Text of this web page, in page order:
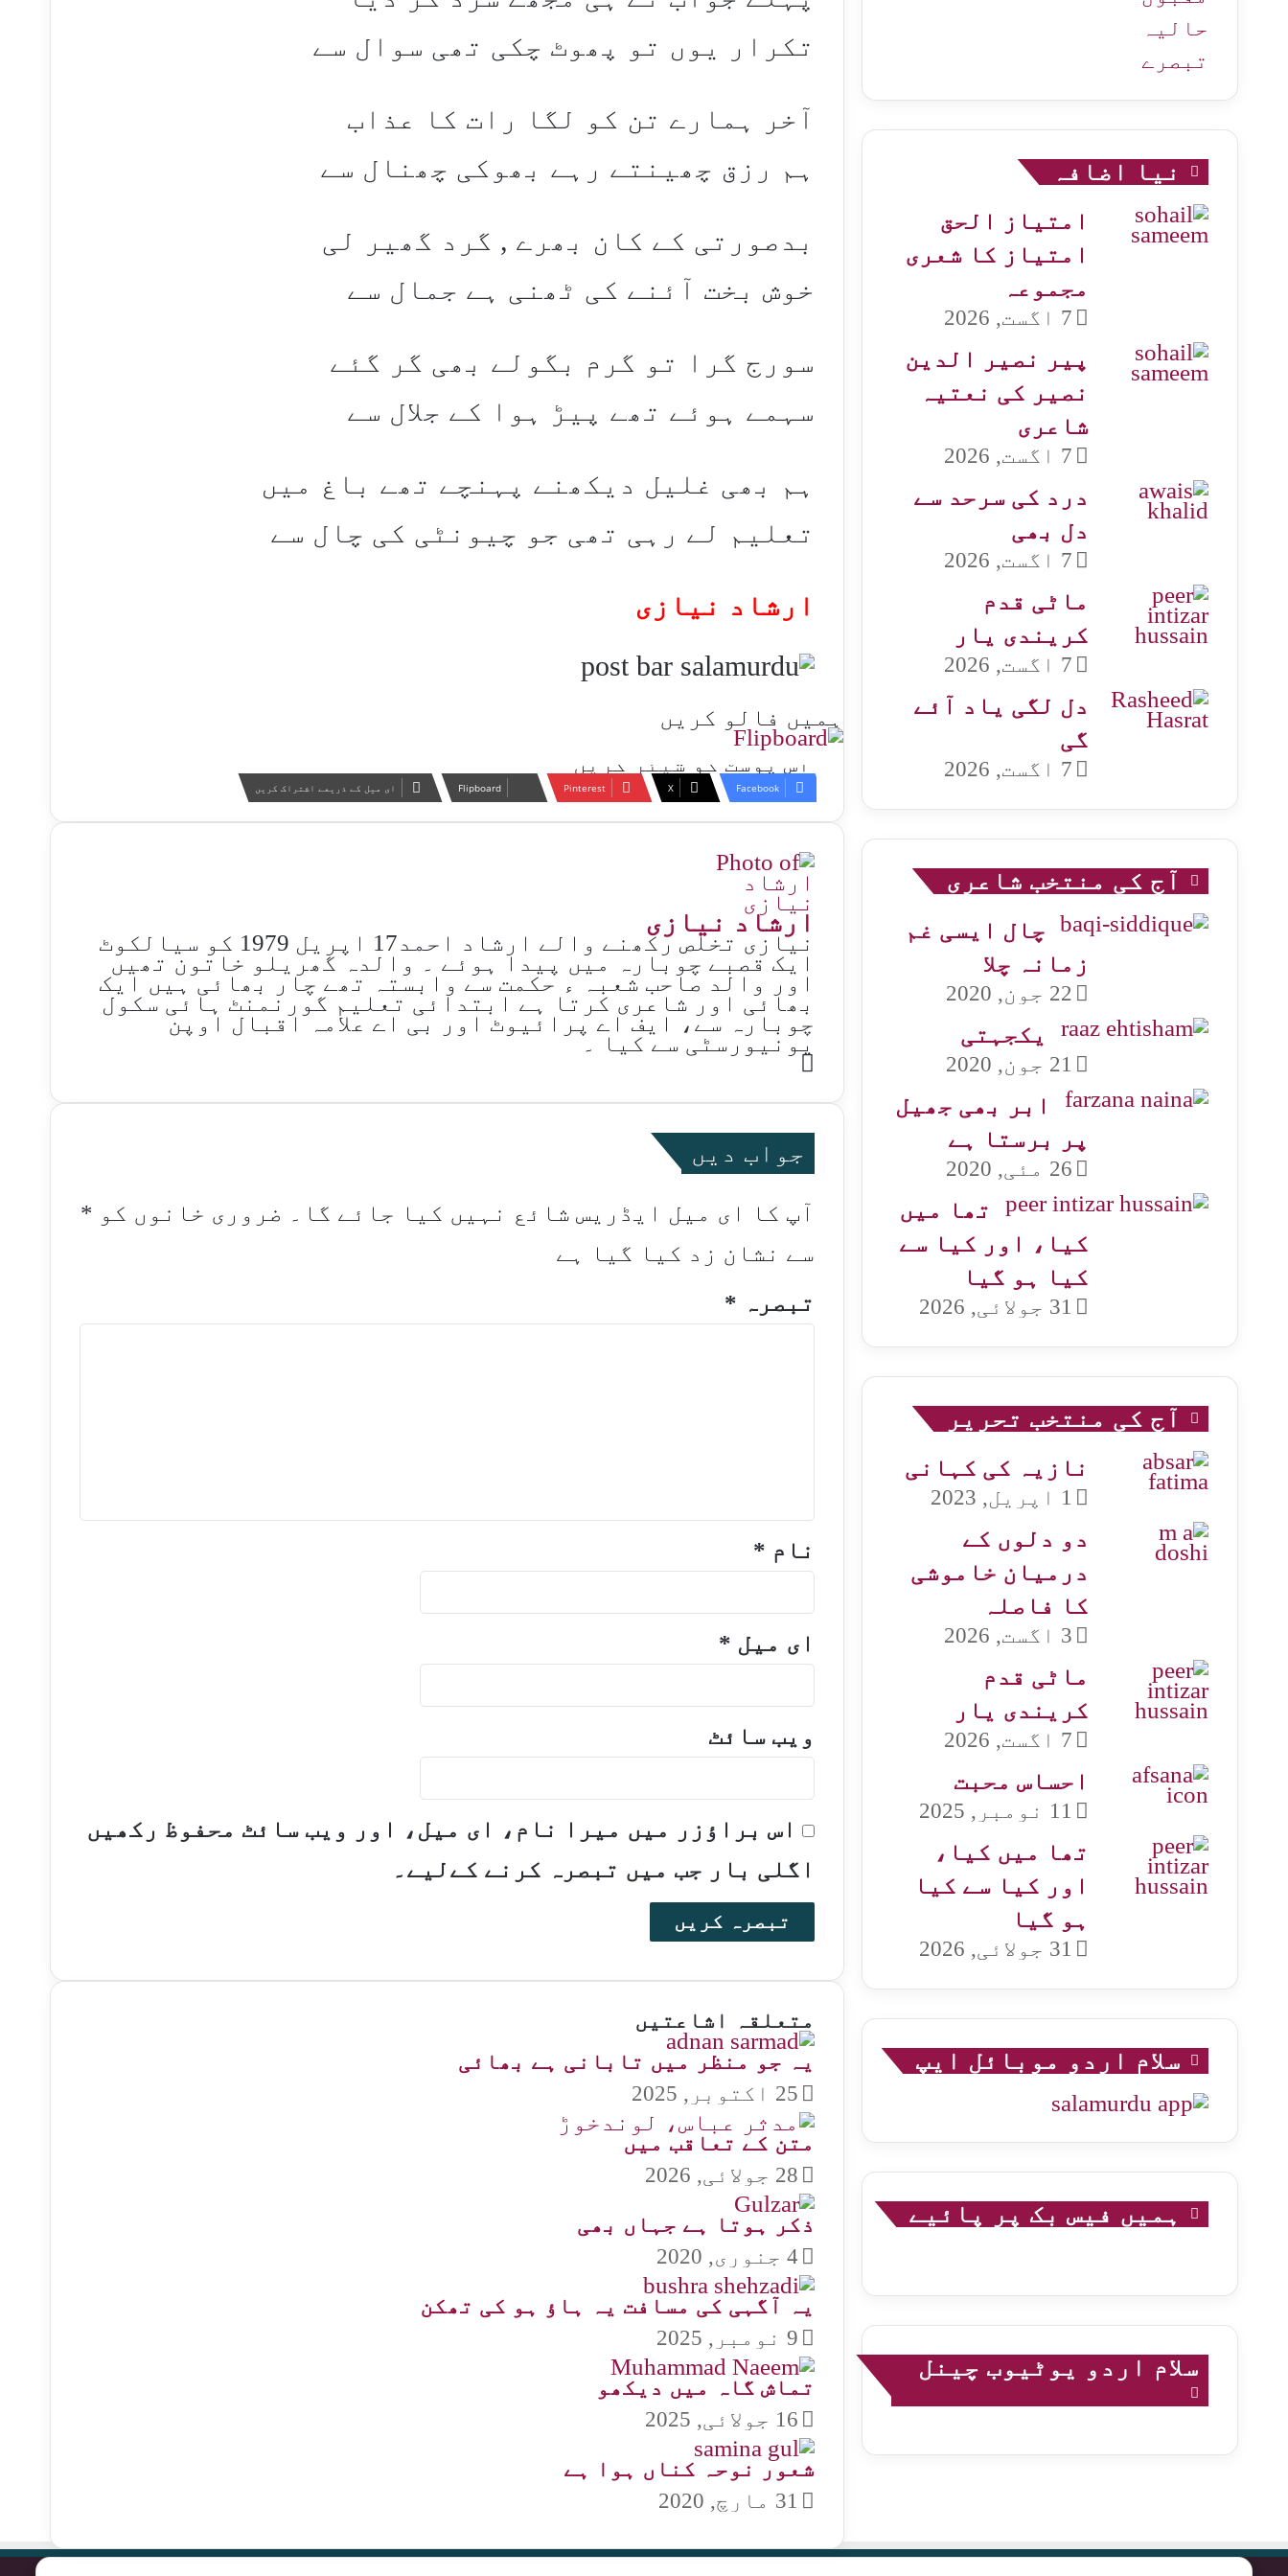
تکرار یوں تو پھوٹ چکی تھی سوال سے
آخر ہمارے تن کو لگا رات کا عذاب
ہم رزق چھینتے رہے بھوکی چھنال سے
بدصورتی کے کان بھرے , گرد گھیر لی
خوش بخت آئنے کی ٹھنی ہے جمال سے
سورج گرا تو گرم بگولے بھی گر گئے
سہمے ہوئے تھے پیڑ ہوا کے جلال سے
ہم بھی غلیل دیکھنے پہنچے تھے باغ میں
تعلیم لے رہی تھی جو چیونٹی کی چال سے
ارشاد نیازی
ہمیں فالو کریں
اس پوسٹ کو شیئر کریں
Facebook
X
Pinterest
Flipboard ای میل کے ذریعے اشتراک کریں
ارشاد نیازی
نیازی تخلص رکھنے والے ارشاد احمد17 اپریل 1979 کو سیالکوٹ
ایک قصبے چوبارہ میں پیدا ہوئے ۔ والدہ گھریلو خاتون تھیں
اور والد صاحب شعبہ ء حکمت سے وابستہ تھے چار بھائی ہیں ایک
بھائی اور شاعری کرتا ہے ابتدائی تعلیم گورنمنٹ ہائی سکول
چوبارہ سے، ایف اے پرائیوٹ اور بی اے علامہ اقبال اوپن
یونیورسٹی سے کیا ۔
Website
جواب دیں
آپ کا ای میل ایڈریس شائع نہیں کیا جائے گا۔ ضروری خانوں کو *
سے نشان زد کیا گیا ہے
تبصرہ *
نام *
ای میل *
ویب‌ سائٹ
اس براؤزر میں میرا نام، ای میل، اور ویب سائٹ محفوظ رکھیں
اگلی بار جب میں تبصرہ کرنے کےلیے۔
متعلقہ اشاعتیں
یہ جو منظر میں تابانی ہے بھائی
25 اکتوبر, 2025
متن کے تعاقب میں
28 جولائی, 2026
ذکر ہوتا ہے جہاں بھی
4 جنوری, 2020
یہ آگہی کی مسافت یہ ہاؤ ہو کی تھکن
9 نومبر, 2025
تماش گاہ میں دیکھو
16 جولائی, 2025
شعور نوحہ کناں ہوا ہے
31 مارچ, 2020
حالیہ
تبصرے
نیا اضافہ
امتیاز الحق
امتیاز کا شعری
مجموعہ
7 اگست, 2026
پیر نصیر الدین
نصیر کی نعتیہ
شاعری
7 اگست, 2026
درد کی سرحد سے
دل بھی
7 اگست, 2026
ماٹی قدم
کریندی یار
7 اگست, 2026
دل لگی یاد آئے
گی
7 اگست, 2026
آج کی منتخب شاعری
چال ایسی غم
زمانہ چلا
22 جون, 2020
یکجہتی
21 جون, 2020
ابر بھی جھیل
پر برستا ہے
26 مئی, 2020
تھا میں
کیا، اور کیا سے
کیا ہو گیا
31 جولائی, 2026
آج کی منتخب تحریر
نازیہ کی کہانی
1 اپریل, 2023
دو دلوں کے
درمیان خاموشی
کا فاصلہ
3 اگست, 2026
ماٹی قدم
کریندی یار
7 اگست, 2026
احساس محبت
11 نومبر, 2025
تھا میں کیا،
اور کیا سے کیا
ہو گیا
31 جولائی, 2026
سلام اردو موبائل ایپ
ہمیں فیس بک پر پائیے
سلام اردو یوٹیوب چینل